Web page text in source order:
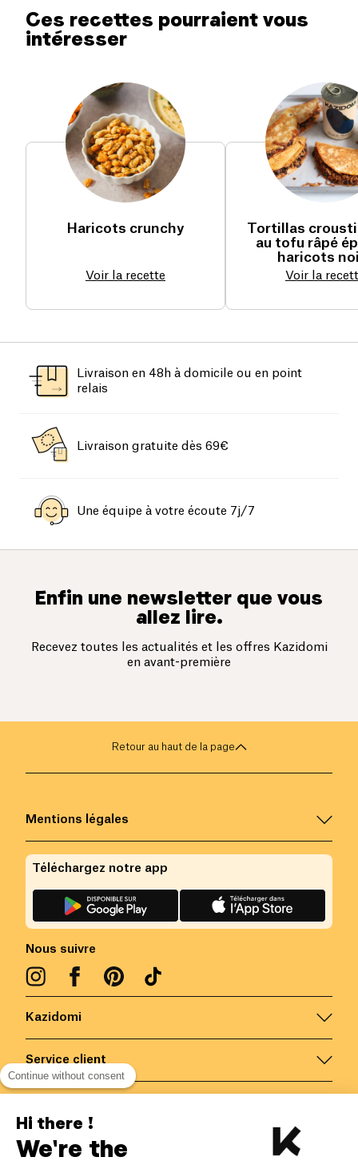
Ces recettes pourraient vous
intéresser
Haricots crunchy
Voir la recette
Tortillas
au tofu râpé
haricots
Voir la
Livraison en 48h à domicile ou en point
relais
Livraison gratuite dès 69€
Une équipe à votre écoute 7j/7
Enfin une newsletter que vous
allez lire.
Recevez toutes les actualités et les offres Kazidomi
en avant-première
Retour au haut de la page
Kazidomi
Service client
Mentions légales
Nous suivre
Téléchargez notre app
Belgique/FR
Continue without consent
Hi there !
We're the